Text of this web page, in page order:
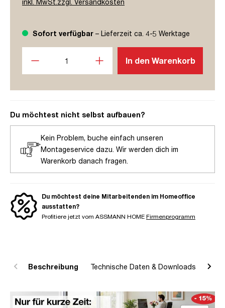
Sofort verfügbar – Lieferzeit ca. 4-5 Werktage
In den Warenkorb
Du möchtest nicht selbst aufbauen?
Kein Problem, buche einfach unseren
Montageservice dazu. Wir werden dich im
Warenkorb danach fragen.
Du möchtest deine Mitarbeitenden im Homeoffice
ausstatten?
Profitiere jetzt vom ASSMANN HOME Firmenprogramm
Beschreibung Technische Daten & Downloads